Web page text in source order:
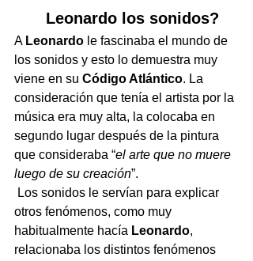
Leonardo los sonidos?
A Leonardo le fascinaba el mundo de
los sonidos y esto lo demuestra muy
viene en su Código Atlántico. La
consideración que tenía el artista por la
música era muy alta, la colocaba en
segundo lugar después de la pintura
que consideraba “el arte que no muere
luego de su creación”.
Los sonidos le servían para explicar
otros fenómenos, como muy
habitualmente hacía Leonardo,
relacionaba los distintos fenómenos